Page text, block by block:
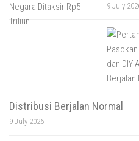
9 July
Distribusi Berjalan Normal
9 July 2026